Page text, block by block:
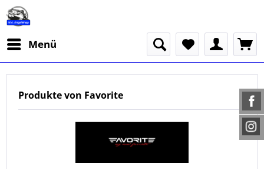
Menü
Produkte von Favorite